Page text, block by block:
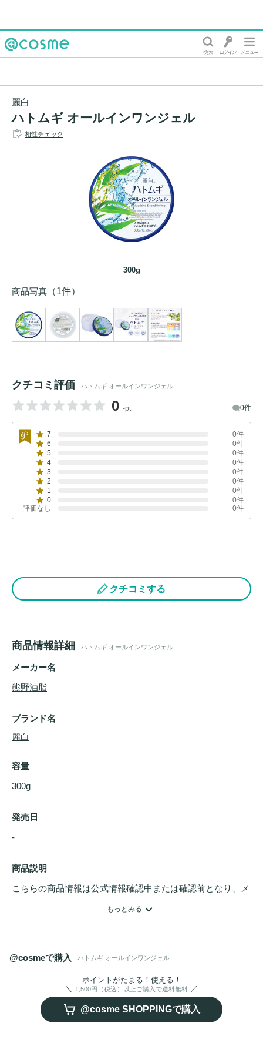
麗白
ハトムギ オールインワンジェル
相性チェック
300g
商品写真 （1件）
クチコミ評価 ハトムギ オールインワンジェル
0 -pt 0件
7
0件
6
0件
5
0件
4
0件
3
0件
2
0件
1
0件
0
0件
評価なし
0件
クチコミする
商品情報詳細 ハトムギ オールインワンジェル
メーカー名
熊野油脂
ブランド名
麗白
容量
300g
発売日
-
商品説明
こちらの商品情報は公式情報確認中または確認前となり、メ
【１品５役の高機能】化粧水・乳液・クリーム・美容液・パ
【５つのフリー処方】無香料・無着色・鉱物油フリー・アル
コールフリー・パラベンフリー
【５つの保湿成分配合】ハトムギエキス・セラミド・アミノ
もっとみる
@cosmeで購入 ハトムギ オールインワンジェル
ポイントがたまる！使える！
1,500円（税込）以上ご購入で送料無料
@cosme SHOPPINGで購入